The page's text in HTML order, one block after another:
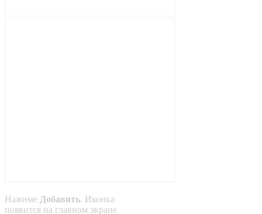
Нажиме Добавить. Иконка
появится на главном экране